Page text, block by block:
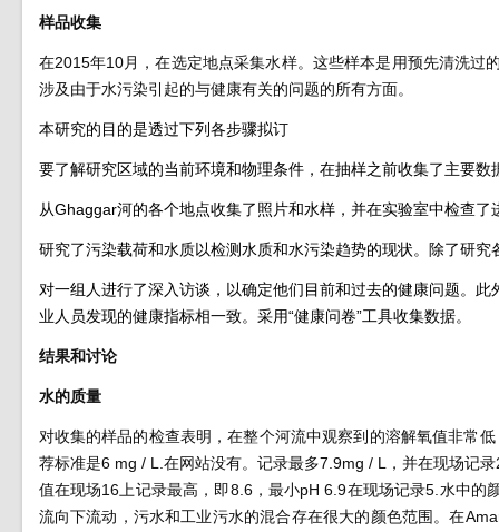
样品收集
在2015年10月，在选定地点采集水样。这些样本是用预先清洗过
涉及由于水污染引起的与健康有关的问题的所有方面。
本研究的目的是透过下列各步骤拟订
要了解研究区域的当前环境和物理条件，在抽样之前收集了主要数
从Ghaggar河的各个地点收集了照片和水样，并在实验室中检查了
研究了污染载荷和水质以检测水质和水污染趋势的现状。除了研
对一组人进行了深入访谈，以确定他们目前和过去的健康问题。
业人员发现的健康指标相一致。采用“健康问卷”工具收集数据。
结果和讨论
水的质量
对收集的样品的检查表明，在整个河流中观察到的溶解氧值非常
荐标准是6 mg / L.在网站没有。记录最多7.9mg / L，并在现场记
值在现场16上记录最高，即8.6，最小pH 6.9在现场记录5.水中
流向下流动，污水和工业污水的混合存在很大的颜色范围。在